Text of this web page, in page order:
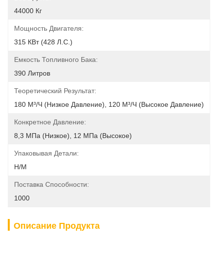
44000 Кг
Мощность Двигателя:
315 КВт (428 Л.с.)
Емкость Топливного Бака:
390 Литров
Теоретический Результат:
180 М³/ч (низкое Давление), 120 М³/ч (высокое Давление)
Конкретное Давление:
8,3 МПа (низкое), 12 МПа (высокое)
Упаковывая Детали:
Н/М
Поставка Способности:
1000
Описание Продукта